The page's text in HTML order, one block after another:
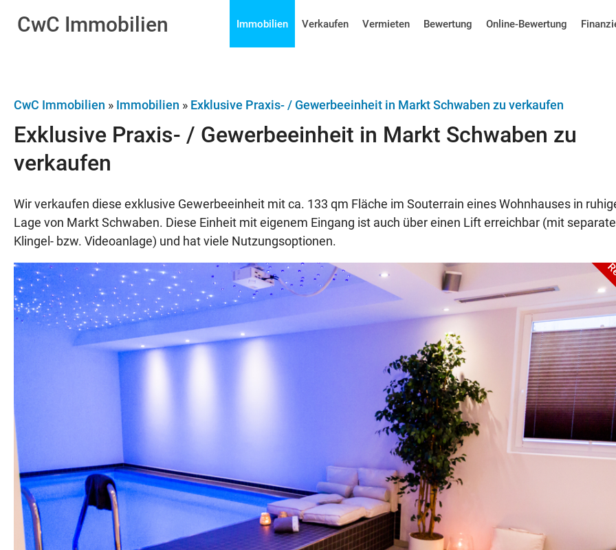
CwC Immobilien Immobilien Verkaufen Vermieten Bewertung Online-Bewertung
CwC Immobilien » Immobilien » Exklusive Praxis- / Gewerbeeinheit in Markt Schwaben zu verkaufen
Exklusive Praxis- / Gewerbeeinheit in Markt Schwaben zu
verkaufen
Wir verkaufen diese exklusive Gewerbeeinheit mit ca. 133 qm Fläche im Souterrain eines Wohnhauses in
Lage von Markt Schwaben. Diese Einheit mit eigenem Eingang ist auch über einen Lift erreichbar (mit
Klingel- bzw. Videoanlage) und hat viele Nutzungsoptionen.